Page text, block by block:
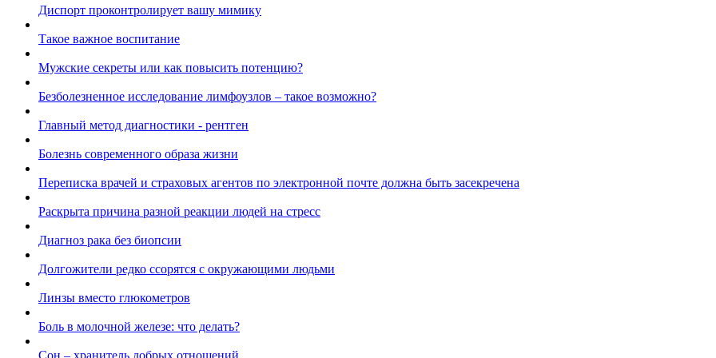
Диспорт проконтролирует вашу мимику
Такое важное воспитание
Мужские секреты или как повысить потенцию?
Безболезненное исследование лимфоузлов – такое возможно?
Главный метод диагностики - рентген
Болезнь современного образа жизни
Переписка врачей и страховых агентов по электронной почте должна быть засекречена
Раскрыта причина разной реакции людей на стресс
Диагноз рака без биопсии
Долгожители редко ссорятся с окружающими людьми
Линзы вместо глюкометров
Боль в молочной железе: что делать?
Сон – хранитель добрых отношений